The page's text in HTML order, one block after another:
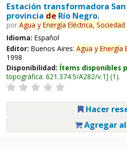
Estación transformadora
provincia deRío Negro.
por Agua y Energía Eléctrica, Sociedad
Idioma: Español
Editor: Buenos Aires: Agua y Energía
1998
Disponibilidad: Ítems disponibles
topográfica: 621.374.5/A282/v.1 (1).
Hacer
Agregar